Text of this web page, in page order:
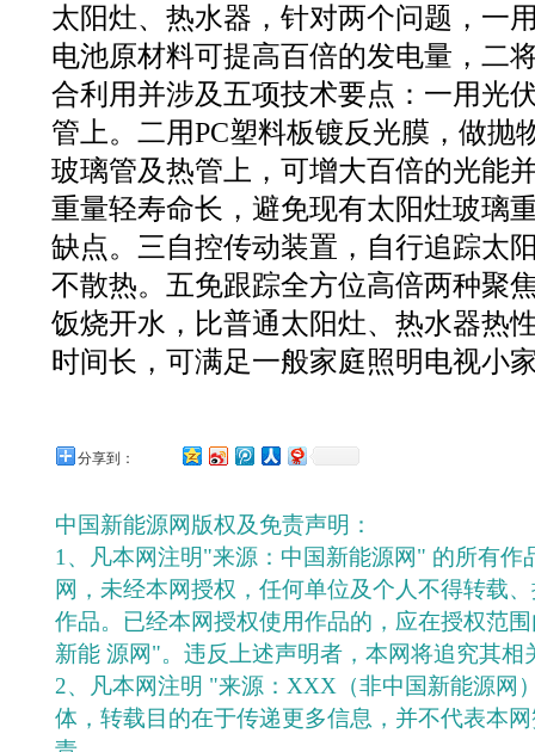
太阳灶、热水器，针对两个问题，一
电池原材料可提高百倍的发电量，二
合利用并涉及五项技术要点：一用光
管上。二用PC塑料板镀反光膜，做抛
玻璃管及热管上，可增大百倍的光能
重量轻寿命长，避免现有太阳灶玻璃
缺点。三自控传动装置，自行追踪太
不散热。五免跟踪全方位高倍两种聚
饭烧开水，比普通太阳灶、热水器热
时间长，可满足一般家庭照明电视小
分享到：
中国新能源网版权及免责声明：
1、凡本网注明"来源：中国新能源网" 的所有作
网，未经本网授权，任何单位及个人不得转载
作品。已经本网授权使用作品的，应在授权范
新能 源网"。违反上述声明者，本网将追究其相
2、凡本网注明 "来源：XXX（非中国新能源网
体，转载目的在于传递更多信息，并不代表本